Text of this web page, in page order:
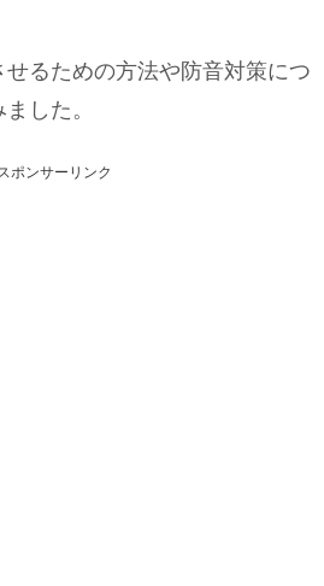
るための方法や防音対策につ
した。
ポンサーリンク